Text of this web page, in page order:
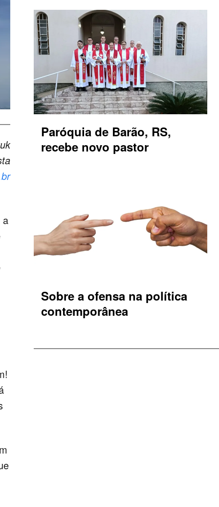
a
Paróquia de Barão, RS,
recebe novo pastor
Sobre a ofensa na política
contemporânea